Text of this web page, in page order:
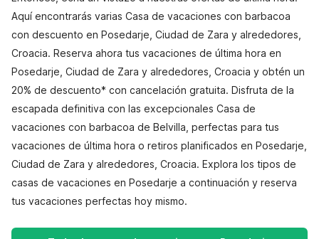
Aquí encontrarás varias Casa de vacaciones con barbacoa
con descuento en Posedarje, Ciudad de Zara y alrededores,
Croacia. Reserva ahora tus vacaciones de última hora en
Posedarje, Ciudad de Zara y alrededores, Croacia y obtén un
20% de descuento* con cancelación gratuita. Disfruta de la
escapada definitiva con las excepcionales Casa de
vacaciones con barbacoa de Belvilla, perfectas para tus
vacaciones de última hora o retiros planificados en Posedarje,
Ciudad de Zara y alrededores, Croacia. Explora los tipos de
casas de vacaciones en Posedarje a continuación y reserva
tus vacaciones perfectas hoy mismo.